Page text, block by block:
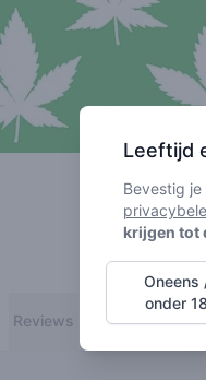
Reviews Vrienden
Leeftijd
Bevestig
krijgen tot
Oneens
onder 18